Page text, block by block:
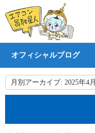
オフィシャルブログ
月別アーカイブ: 2025年4月